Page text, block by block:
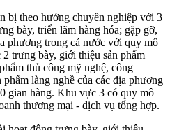
bị theo hướng chuyên nghiệp với 3
bày, triển lãm hàng hóa; gặp gỡ,
phương trong cả nước với quy mô
trưng bày, giới thiệu sản phẩm
thủ công mỹ nghệ, công
làng nghề của các địa phương
gian hàng. Khu vực 3 có quy mô
thương mại - dịch vụ tổng hợp.